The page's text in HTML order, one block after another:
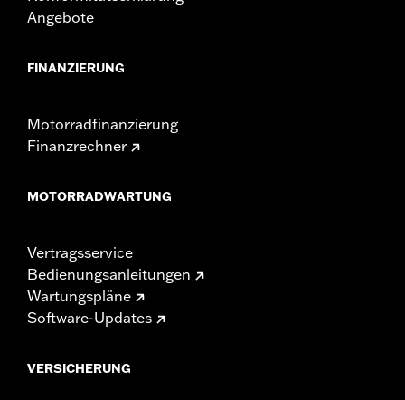
Angebote
FINANZIERUNG
Motorradfinanzierung
Finanzrechner
MOTORRADWARTUNG
Vertragsservice
Bedienungsanleitungen
Wartungspläne
Software-Updates
VERSICHERUNG